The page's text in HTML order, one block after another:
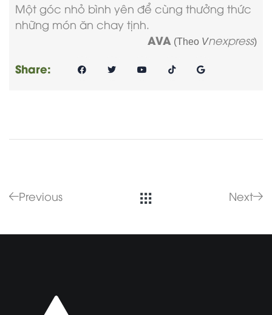
Một góc nhỏ bình yên để cùng thưởng thức
những món ăn chay tịnh.
AVA (Theo Vnexpress)
Share:
Previous Next